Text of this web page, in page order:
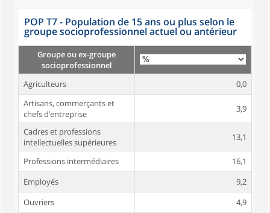
POP T7 - Population de 15 ans ou plus selon le
groupe socioprofessionnel actuel ou antérieur
Groupe ou ex-groupe
socioprofessionnel
Agriculteurs
0,0
Artisans, commerçants et
chefs d’entreprise
3,9
Cadres et professions
intellectuelles supérieures
13,1
Professions intermédiaires
16,1
Employés
9,2
Ouvriers
4,9